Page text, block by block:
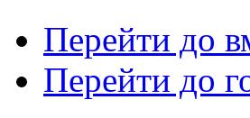
Перейти до
Перейти до